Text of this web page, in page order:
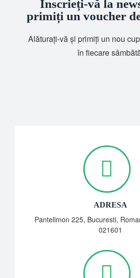
Înscrieți-vă la
primiți un voucher
Alăturați-vă și primiți un nou
în fiecare
ADRESA
Pantelimon 225, Bucuresti,
021601